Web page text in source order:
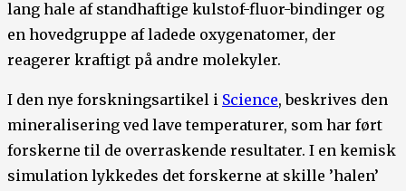
lang hale af standhaftige kulstof-fluor-bindinger og
en hovedgruppe af ladede oxygenatomer, der
reagerer kraftigt på andre molekyler.
I den nye forskningsartikel i Science, beskrives den
mineralisering ved lave temperaturer, som har ført
forskerne til de overraskende resultater. I en kemisk
simulation lykkedes det forskerne at skille ’halen’